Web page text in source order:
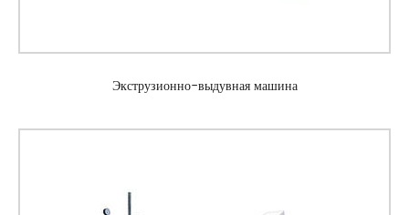
Экструзионно-выдувная машина